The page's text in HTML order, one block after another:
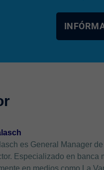
es General Manager
Especializado en
en medios como La